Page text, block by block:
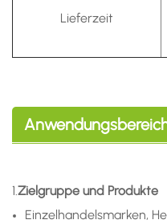
Lieferzeit
1.Zielgruppe und Produkte
Einzelhandelsmarken,